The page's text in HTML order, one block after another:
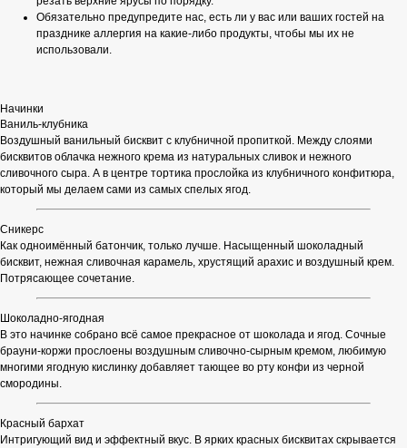
Обязательно предупредите нас, есть ли у вас или ваших гостей на
празднике аллергия на какие-либо продукты, чтобы мы их не
использовали.
Начинки
Ваниль-клубника
Воздушный ванильный бисквит с клубничной пропиткой. Между слоями
бисквитов облачка нежного крема из натуральных сливок и нежного
сливочного сыра. А в центре тортика прослойка из клубничного конфитюра,
который мы делаем сами из самых спелых ягод.
Сникерс
Как одноимённый батончик, только лучше. Насыщенный шоколадный
бисквит, нежная сливочная карамель, хрустящий арахис и воздушный крем.
Потрясающее сочетание.
Шоколадно-ягодная
В это начинке собрано всё самое прекрасное от шоколада и ягод. Сочные
брауни-коржи прослоены воздушным сливочно-сырным кремом, любимую
многими ягодную кислинку добавляет тающее во рту конфи из черной
смородины.
Красный бархат
Интригующий вид и эффектный вкус. В ярких красных бисквитах скрывается